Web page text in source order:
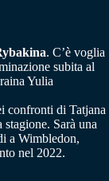
. C’è voglia
subita al
Yulia
confronti di Tatjana
stagione. Sarà una
a Wimbledon,
nel 2022.